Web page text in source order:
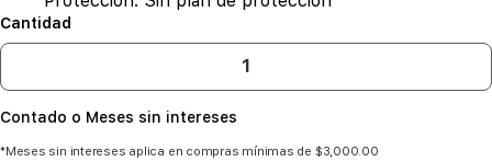
Cantidad
Contado o Meses sin intereses
*Meses sin intereses aplica en compras mínimas de $3,000.00